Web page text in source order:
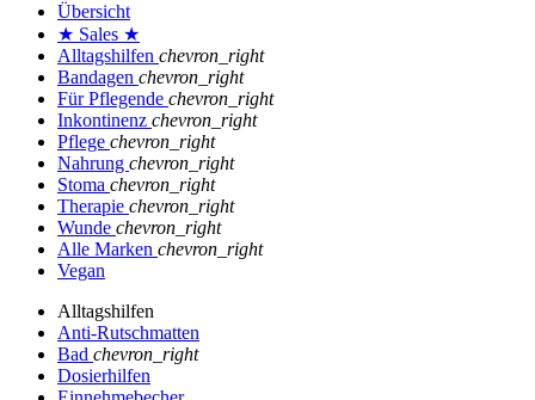
Übersicht
★ Sales ★
Alltagshilfen chevron_right
Bandagen chevron_right
Für Pflegende chevron_right
Inkontinenz chevron_right
Pflege chevron_right
Nahrung chevron_right
Stoma chevron_right
Therapie chevron_right
Wunde chevron_right
Alle Marken chevron_right
Vegan
Alltagshilfen
Anti-Rutschmatten
Bad chevron_right
Dosierhilfen